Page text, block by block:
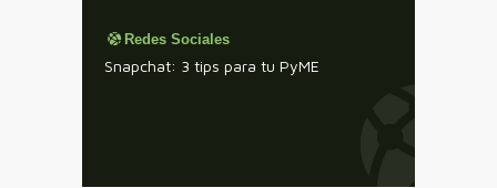
Redes Sociales
Snapchat: 3 tips para tu PyME